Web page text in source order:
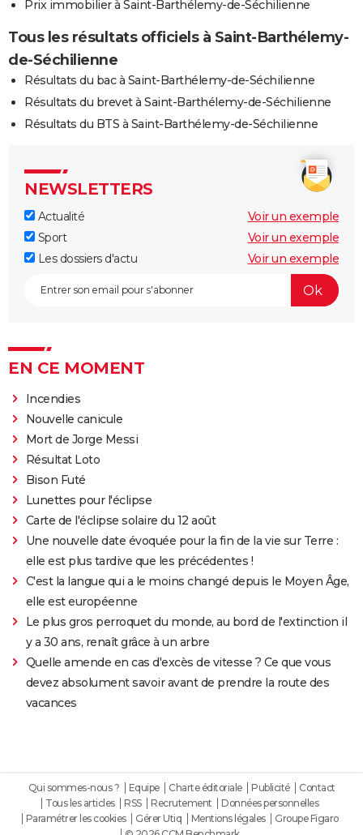
Prix immobilier à Saint-Barthélemy-de-Séchilienne
Tous les résultats officiels à Saint-Barthélemy-
de-Séchilienne
Résultats du bac à Saint-Barthélemy-de-Séchilienne
Résultats du brevet à Saint-Barthélemy-de-Séchilienne
Résultats du BTS à Saint-Barthélemy-de-Séchilienne
NEWSLETTERS
Actualité
Voir un exemple
Sport
Voir un exemple
Les dossiers d'actu
Voir un exemple
EN CE MOMENT
Incendies
Nouvelle canicule
Mort de Jorge Messi
Résultat Loto
Bison Futé
Lunettes pour l'éclipse
Carte de l'éclipse solaire du 12 août
Une nouvelle date évoquée pour la fin de la vie sur Terre :
elle est plus tardive que les précédentes !
C'est la langue qui a le moins changé depuis le Moyen Âge,
elle est européenne
Le plus gros perroquet du monde, au bord de l'extinction il
y a 30 ans, renaît grâce à un arbre
Quelle amende en cas d'excès de vitesse ? Ce que vous
devez absolument savoir avant de prendre la route des
vacances
Qui sommes-nous ? Equipe Charte éditoriale Publicité
Contact
Tous les articles
RSS Recrutement
Données personnelles
Paramétrer les cookies
Gérer Utiq Mentions légales
Groupe Figaro